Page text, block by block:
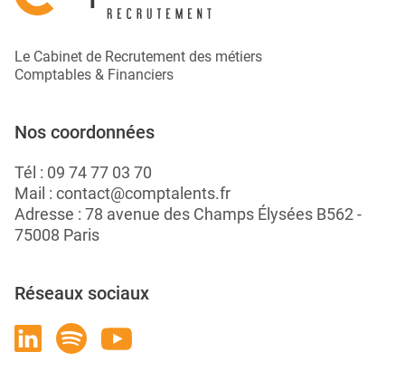
Le Cabinet de Recrutement des métiers
Comptables & Financiers
Nos coordonnées
Tél : 09 74 77 03 70
Mail : contact@comptalents.fr
Adresse : 78 avenue des Champs Élysées B562 -
75008 Paris
Réseaux sociaux